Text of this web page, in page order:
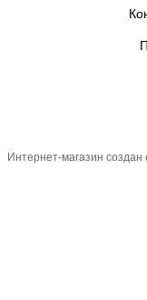
Интернет-магазин